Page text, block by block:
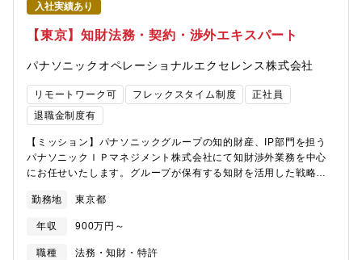
入社実績あり
【東京】知財法務・契約・渉外エキスパート
パナソニックオペレーショナルエクセレンス株式会社
リモートワーク可 フレックスタイム制度
正社員
退職金制度有
【ミッション】パナソニックグループの知的財産、IP部門を担う
パナソニックＩＰマネジメント株式会社にて知財渉外業務を中心
にお任せいたします。グループが保有する知財を活用した戦略的
換えが急務となっております。事業会社と連携して事業活動を理
解し、今後の方向性を踏まえ全社横断的なライセンスアウト及び
ライセンスインに関する戦略立案と実行を担っていただける方を
中途採用で募集する運びとなりました。【具体的な仕事内容】■特
勤務地 東京都
年収 900万円～
職種
法務・知財・特許